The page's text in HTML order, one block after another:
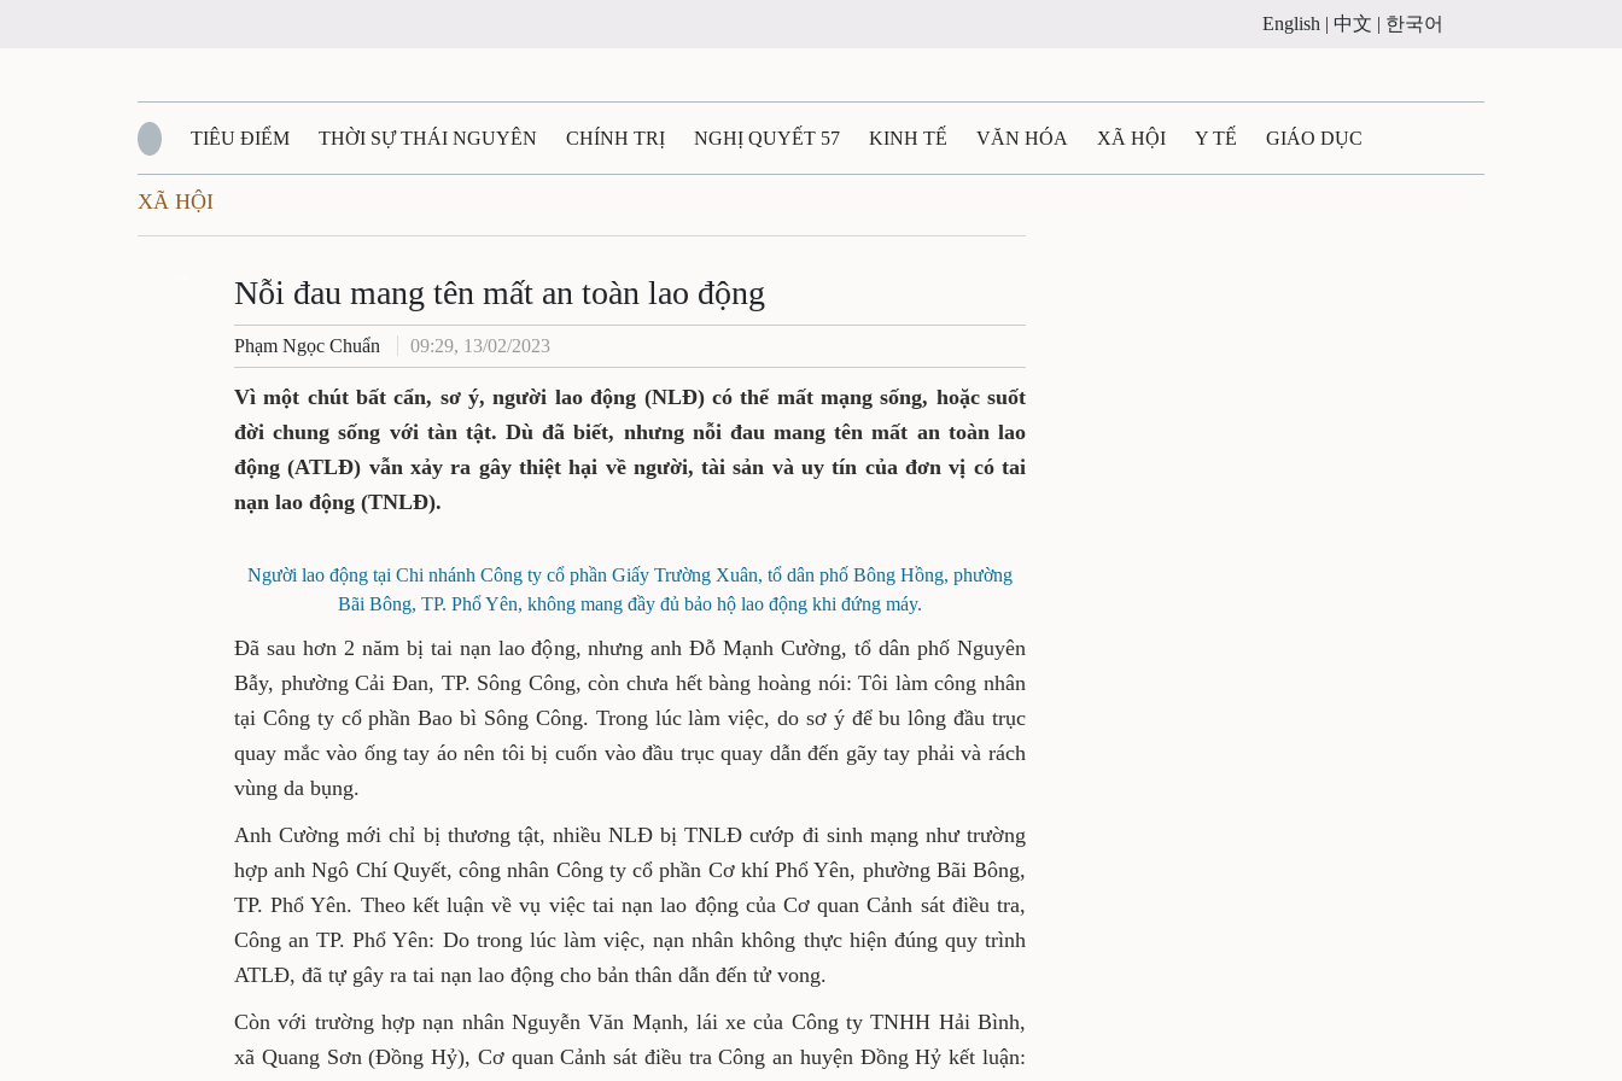
English | 中文 | 한국어
TIÊU ĐIỂM THỜI SỰ THÁI NGUYÊN CHÍNH TRỊ NGHỊ QUYẾT 57 KINH TẾ VĂN HÓA XÃ HỘI Y TẾ GIÁO DỤC
QUỐC PHÒNG - AN NINH
QUÊ HƯƠNG - ĐẤT NƯỚC QUỐC TẾ TÀI NGUYÊN - MÔI TRƯỜNG
VĂN BẢN, CHÍNH SÁCH MỚI VĂN NGHỆ THÁI NGUYÊN
XÃ HỘI
Nỗi đau mang tên mất an toàn lao động
Phạm Ngọc Chuẩn 09:29, 13/02/2023
Vì một chút bất cẩn, sơ ý, người lao động (NLĐ) có thể mất mạng sống, hoặc suốt
đời chung sống với tàn tật. Dù đã biết, nhưng nỗi đau mang tên mất an toàn lao
động (ATLĐ) vẫn xảy ra gây thiệt hại về người, tài sản và uy tín của đơn vị có tai
nạn lao động (TNLĐ).
Người lao động tại Chi nhánh Công ty cổ phần Giấy Trường Xuân, tổ dân phố Bông Hồng, phường
Bãi Bông, TP. Phổ Yên, không mang đầy đủ bảo hộ lao động khi đứng máy.
Đã sau hơn 2 năm bị tai nạn lao động, nhưng anh Đỗ Mạnh Cường, tổ dân phố Nguyên
Bẫy, phường Cải Đan, TP. Sông Công, còn chưa hết bàng hoàng nói: Tôi làm công nhân
tại Công ty cổ phần Bao bì Sông Công. Trong lúc làm việc, do sơ ý để bu lông đầu trục
quay mắc vào ống tay áo nên tôi bị cuốn vào đầu trục quay dẫn đến gãy tay phải và rách
vùng da bụng.
Anh Cường mới chỉ bị thương tật, nhiều NLĐ bị TNLĐ cướp đi sinh mạng như trường
hợp anh Ngô Chí Quyết, công nhân Công ty cổ phần Cơ khí Phổ Yên, phường Bãi Bông,
TP. Phổ Yên. Theo kết luận về vụ việc tai nạn lao động của Cơ quan Cảnh sát điều tra,
Công an TP. Phổ Yên: Do trong lúc làm việc, nạn nhân không thực hiện đúng quy trình
ATLĐ, đã tự gây ra tai nạn lao động cho bản thân dẫn đến tử vong.
Còn với trường hợp nạn nhân Nguyễn Văn Mạnh, lái xe của Công ty TNHH Hải Bình,
xã Quang Sơn (Đồng Hỷ), Cơ quan Cảnh sát điều tra Công an huyện Đồng Hỷ kết luận: